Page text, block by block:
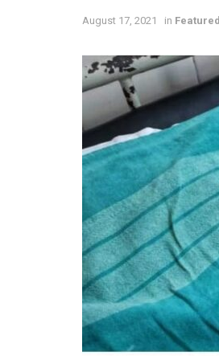
August 17, 2021 in Featured